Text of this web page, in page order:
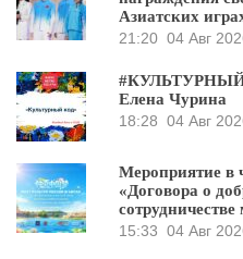
Азиатских
21:20 04 Авг
Елена Чурина
18:28 04 Авг
Мероприятие в
«Договора о
15:33 04 Авг